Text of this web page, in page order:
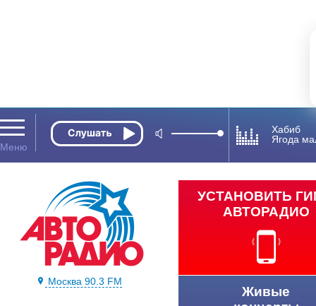
Хабиб
Ягода
Москва 90.3 FM
УСТАНОВИТЬ
АВТОРАДИО
Живые